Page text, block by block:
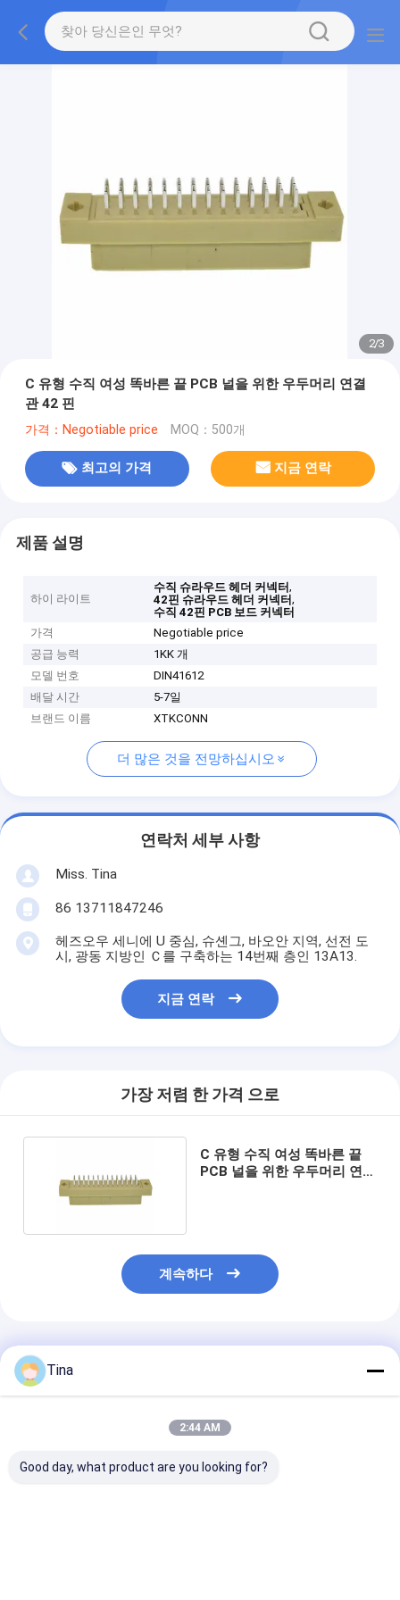
2/3
C 유형 수직 여성 똑바른 끝 PCB 널을 위한 우두머리 연결
관 42 핀
가격：Negotiable price MOQ：500개
최고의 가격 지금 연락
제품 설명
하이 라이트
수직 슈라우드 헤더 커넥터,
42핀 슈라우드 헤더 커넥터,
수직 42핀 PCB 보드 커넥터
가격
Negotiable price
공급 능력
1KK 개
모델 번호
DIN41612
배달 시간
5-7일
브랜드 이름
XTKCONN
더 많은 것을 전망하십시오
연락처 세부 사항
Miss. Tina
86 13711847246
헤즈오우 세니에 U 중심, 슈셴그, 바오안 지역, 선전 도
시, 광동 지방인 Ｃ를 구축하는 14번째 층인 13A13.
지금 연락
가장 저렴 한 가격 으로
C 유형 수직 여성 똑바른 끝
PCB 널을 위한 우두머리 연결
계속하다
추천된 제품
Tina
2:44 AM
Good day, what product are you looking for?